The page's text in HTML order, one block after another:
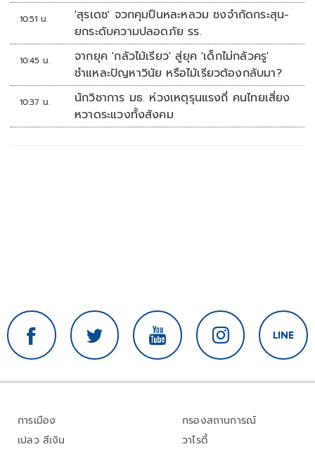
10:51 น.
'สุรเดช' จวกคุมปืนหละหลวม ชงจำกัดกระสุน-
ยกระดับความปลอดภัย รร.
10:45 น.
จากยุค 'กลัวไม้เรียว' สู่ยุค 'เด็กไม่กลัวครู'
ชำแหละปัญหาวินัย หรือไม้เรียวต้องกลับมา?
10:37 น.
นักวิชาการ มธ. ห่วงเหตุรุนแรงถี่ คนไทยเสี่ยง
หวาดระแวงทั้งสังคม
การเมือง
เปลว สีเงิน
กรองสถานการณ์
วาไรตี้